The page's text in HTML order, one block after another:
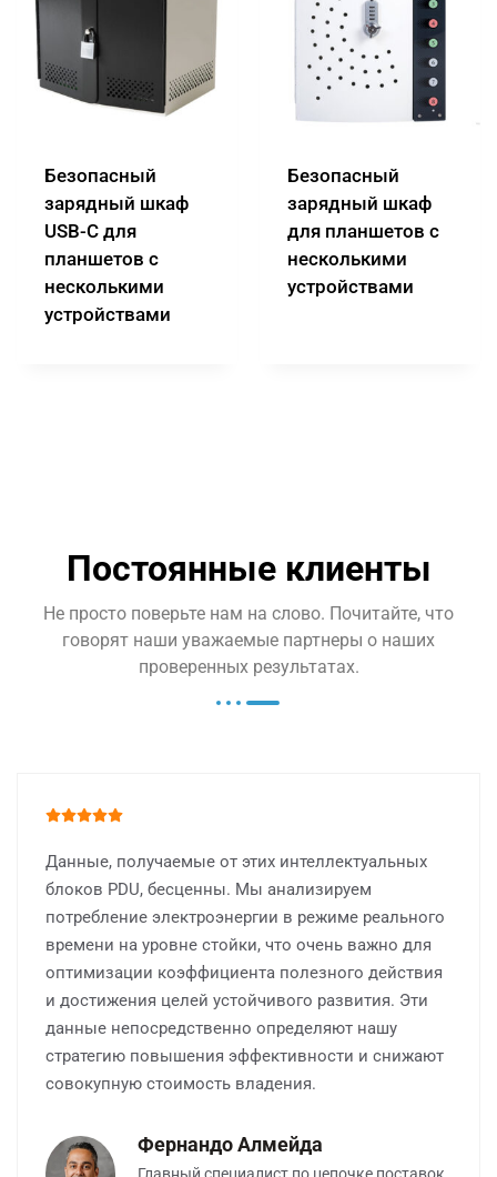
Безопасный
зарядный шкаф
USB-C для
планшетов с
несколькими
устройствами
Безопасный
зарядный шкаф
для планшетов с
несколькими
устройствами
Постоянные клиенты
Не просто поверьте нам на слово. Почитайте, что
говорят наши уважаемые партнеры о наших
проверенных результатах.
Данные, получаемые от этих интеллектуальных
блоков PDU, бесценны. Мы анализируем
потребление электроэнергии в режиме реального
времени на уровне стойки, что очень важно для
оптимизации коэффициента полезного действия
и достижения целей устойчивого развития. Эти
данные непосредственно определяют нашу
стратегию повышения эффективности и снижают
совокупную стоимость владения.
Фернандо Алмейда